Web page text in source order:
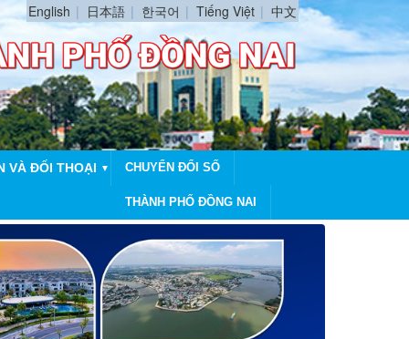
English 日本語 한국어 Tiếng Việt 中文
VÀ ĐỐI THOẠI ▼ CHUYỂN ĐỔI SỐ
THÀNH PHỐ ĐỒNG NAI